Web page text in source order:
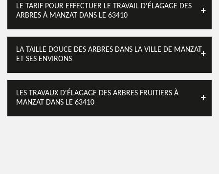
LE TARIF POUR EFFECTUER LE TRAVAIL D'ÉLAGAGE DES
ARBRES À MANZAT DANS LE 63410
LA TAILLE DOUCE DES ARBRES DANS LA VILLE DE MANZAT
ET SES ENVIRONS
LES TRAVAUX D'ÉLAGAGE DES ARBRES FRUITIERS À
MANZAT DANS LE 63410